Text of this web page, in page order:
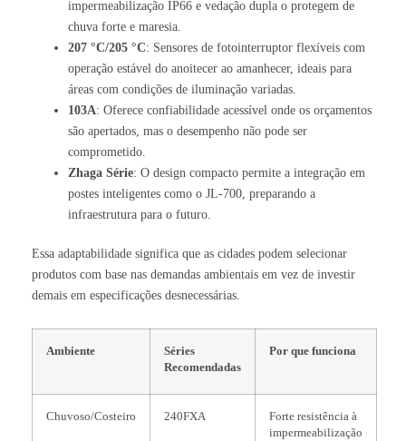
impermeabilização IP66 e vedação dupla o protegem de
chuva forte e maresia.
207 °C/205 °C: Sensores de fotointerruptor flexíveis com
operação estável do anoitecer ao amanhecer, ideais para
áreas com condições de iluminação variadas.
103A: Oferece confiabilidade acessível onde os orçamentos
são apertados, mas o desempenho não pode ser
comprometido.
Zhaga Série: O design compacto permite a integração em
postes inteligentes como o JL-700, preparando a
infraestrutura para o futuro.
Essa adaptabilidade significa que as cidades podem selecionar
produtos com base nas demandas ambientais em vez de investir
demais em especificações desnecessárias.
Ambiente
Séries
Recomendadas
Por que funciona
Chuvoso/Costeiro 240FXA
Forte resistência à
impermeabilização